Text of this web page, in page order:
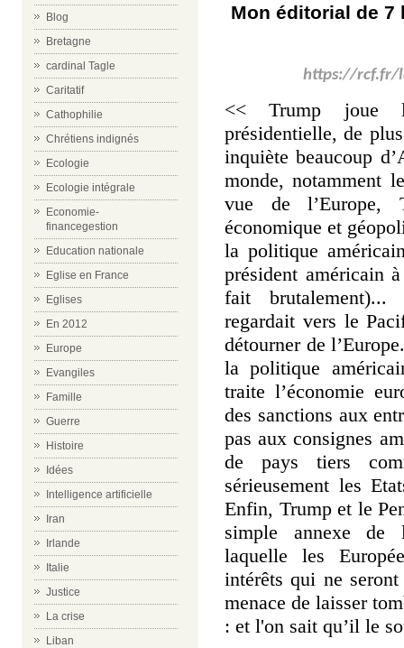
Blog
Bretagne
cardinal Tagle
Caritatif
Cathophilie
Chrétiens indignés
Ecologie
Ecologie intégrale
Economie-
financegestion
Education nationale
Eglise en France
Eglises
En 2012
Europe
Evangiles
Famille
Guerre
Histoire
Idées
Intelligence artificielle
Iran
Irlande
Italie
Justice
La crise
Liban
Mon éditorial de 7
https://rcf.fr/
<< Trump joue
présidentielle, de
inquiète beaucoup
monde, notamment
vue de l’Europe,
économique et
la politique
président américain
fait
regardait vers le
détourner de
la politique
traite l’économie
des sanctions aux
pas aux consignes
de pays tiers
sérieusement les
Enfin, Trump et le
simple annexe de
laquelle les
intérêts qui ne
menace de laisser
: et l'on sait qu’il le